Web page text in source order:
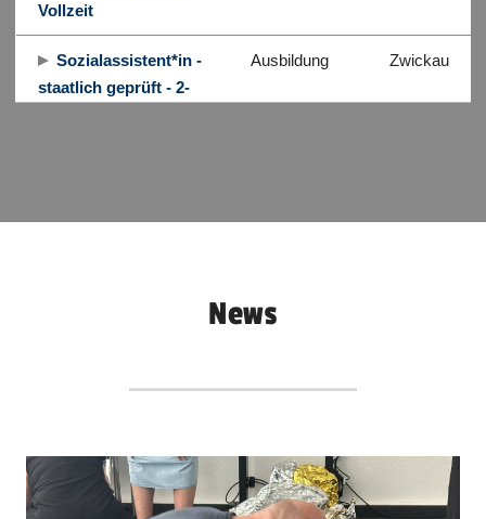
Vollzeit
Sozialassistent*in -
staatlich geprüft - 2-
Ausbildung Zwickau
berufsbegleitend
News